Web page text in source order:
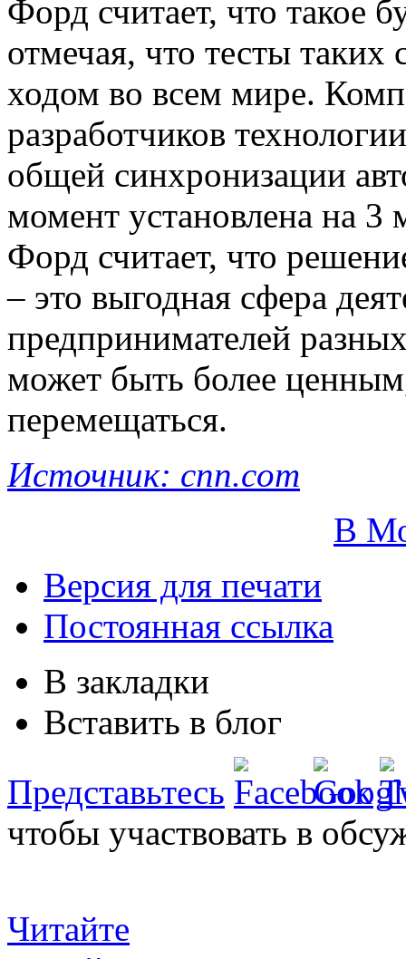
Форд считает, что такое
отмечая, что тесты
ходом во всем мире.
разработчиков
общей синхронизации
момент установлена на 3
Форд считает, что
– это выгодная сфера
предпринимателей
может быть более
перемещаться.
Источник: cnn.com
В
Версия для печати
Постоянная ссылка
В закладки
Вставить в блог
Представьтесь
чтобы участвовать в
Читайте